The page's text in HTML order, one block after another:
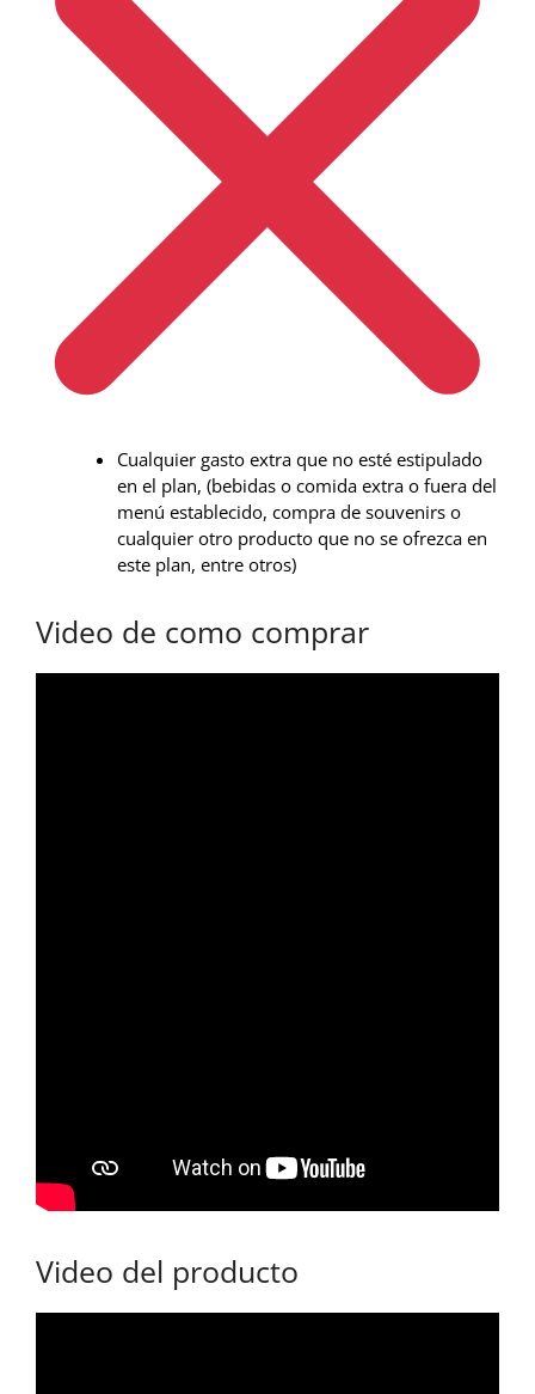
Cualquier gasto extra que no esté estipulado
en el plan, (bebidas o comida extra o fuera del
menú establecido, compra de souvenirs o
cualquier otro producto que no se ofrezca en
este plan, entre otros)
Video de como comprar
Video del producto